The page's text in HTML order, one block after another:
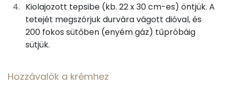
4gdió
28 kcal
0g
Hozzávalók a krémhez
Szelén
TOP vitaminok
Kiolajozott tepsibe (kb. 22 x 30 cm-es) öntjük. A
tetejét megszórjuk durvára vágott dióval, és
200 fokos sütőben (enyém gáz) tűpróbáig
sütjük.
Hozzávalók a krémhez